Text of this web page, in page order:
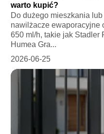
warto kupić?
Do dużego mieszkania
nawilżacze ewaporacyjne
650 ml/h, takie jak Stadler
Humea Gra...
2026-06-25